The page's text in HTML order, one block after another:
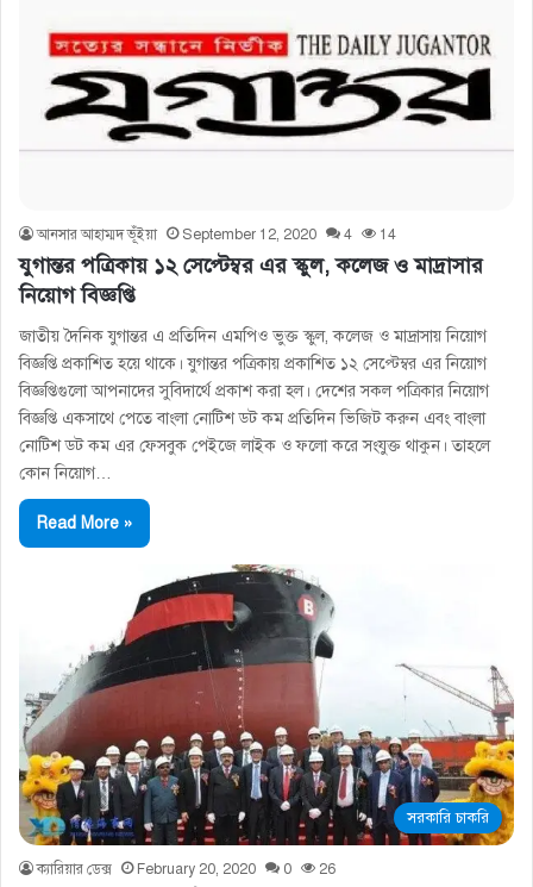
আনসার আহাম্মদ ভূঁইয়া September 12, 2020 4 14
যুগান্তর পত্রিকায় ১২ সেপ্টেম্বর এর স্কুল, কলেজ ও মাদ্রাসার
নিয়োগ বিজ্ঞপ্তি
জাতীয় দৈনিক যুগান্তর এ প্রতিদিন এমপিও ভুক্ত স্কুল, কলেজ ও মাদ্রাসায় নিয়োগ
বিজ্ঞপ্তি প্রকাশিত হয়ে থাকে। যুগান্তর পত্রিকায় প্রকাশিত ১২ সেপ্টেম্বর এর নিয়োগ
বিজ্ঞপ্তিগুলো আপনাদের সুবিদার্থে প্রকাশ করা হল। দেশের সকল পত্রিকার নিয়োগ
বিজ্ঞপ্তি একসাথে পেতে বাংলা নোটিশ ডট কম প্রতিদিন ভিজিট করুন এবং বাংলা
নোটিশ ডট কম এর ফেসবুক পেইজে লাইক ও ফলো করে সংযুক্ত থাকুন। তাহলে
কোন নিয়োগ…
Read More »
সরকারি চাকরি
ক্যারিয়ার ডেক্স February 20, 2020 0 26